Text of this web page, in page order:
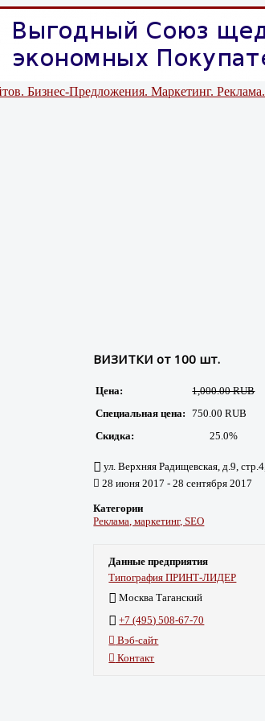
Бизнес-Предложения. Маркетинг. Реклама.
ВИЗИТКИ от 100 шт.
Цена:
1,000.00 RUB
Специальная цена:
750.00 RUB
Скидка:
25.0%
ул. Верхняя Радищевская, д.9,
28 июня 2017 - 28 сентября 2017
Категории
Реклама, маркетинг, SEO
Данные предприятия
Типография ПРИНТ-ЛИДЕР
Москва Таганский
+7 (495) 508-67-70
Вэб-сайт
Контакт